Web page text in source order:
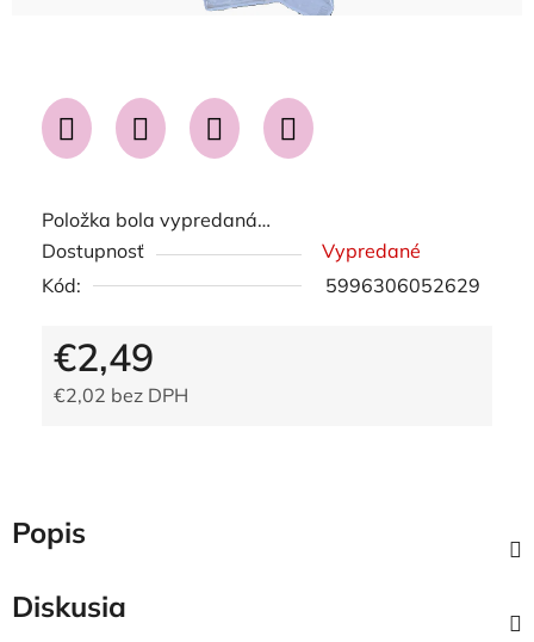
Položka bola vypredaná…
Dostupnosť
Vypredané
Kód:
5996306052629
€2,49
€2,02 bez DPH
Popis
Diskusia